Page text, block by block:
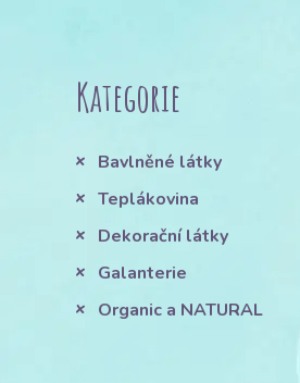
Kategorie
Bavlněné látky
Teplákovina
Dekorační látky
Galanterie
Organic a NATURAL